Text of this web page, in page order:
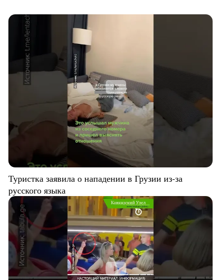
Туристка заявила о нападении в Грузии из-за
русского языка